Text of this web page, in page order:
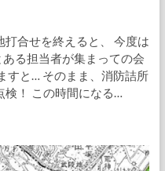
合せを終えると、 今度は
る担当者が集まっての会
すと… そのまま、消防詰所
検！ この時間になる…